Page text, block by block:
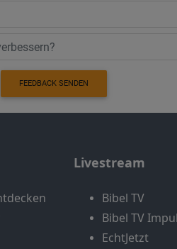
FEEDBACK SENDEN
Livestream
Bibel TV
Bibel TV
EchtJetzt